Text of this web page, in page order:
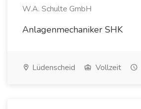
W.A. Schulte GmbH
Anlagenmechaniker SHK
Lüdenscheid Vollzeit